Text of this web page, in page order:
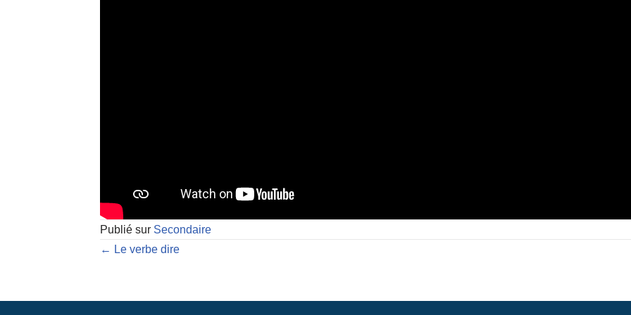
Publié sur Secondaire
← Le verbe dire